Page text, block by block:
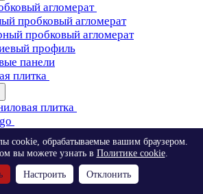
агломерат
пробковый агломерат
пробковый агломерат
профиль
панели
плитка
плитка
Pergo
Classic Plank Optimum Glue
Modern Plank Optimum Glue
cookie, обрабатываемые вашим браузером.
вы можете узнать в Политике cookie.
Настроить Отклонить